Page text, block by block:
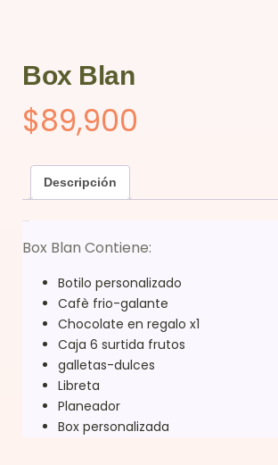
Box Blan
$89,900
Descripción
Box Blan Contiene:
Botilo personalizado
Cafè frio-galante
Chocolate en regalo x1
Caja 6 surtida frutos
galletas-dulces
Libreta
Planeador
Box personalizada